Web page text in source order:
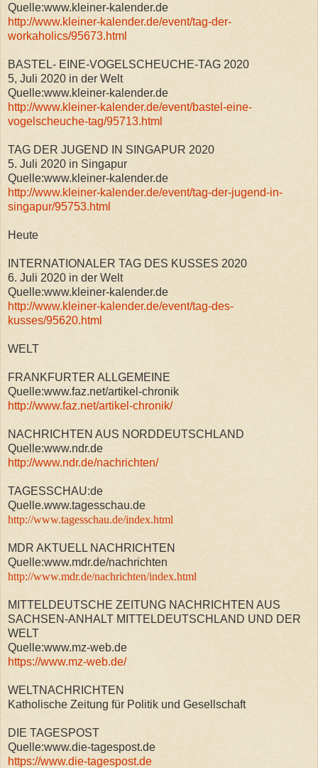
Quelle:www.kleiner-kalender.de
http://www.kleiner-kalender.de/event/tag-der-
workaholics/95673.html
BASTEL- EINE-VOGELSCHEUCHE-TAG 2020
5, Juli 2020 in der Welt
Quelle:www.kleiner-kalender.de
http://www.kleiner-kalender.de/event/bastel-eine-
vogelscheuche-tag/95713.html
TAG DER JUGEND IN SINGAPUR 2020
5. Juli 2020 in Singapur
Quelle:www.kleiner-kalender.de
http://www.kleiner-kalender.de/event/tag-der-jugend-in-
singapur/95753.html
Heute
INTERNATIONALER TAG DES KUSSES 2020
6. Juli 2020 in der Welt
Quelle:www.kleiner-kalender.de
http://www.kleiner-kalender.de/event/tag-des-
kusses/95620.html
WELT
FRANKFURTER ALLGEMEINE
Quelle:www.faz.net/artikel-chronik
http://www.faz.net/artikel-chronik/
NACHRICHTEN AUS NORDDEUTSCHLAND
Quelle:www.ndr.de
http://www.ndr.de/nachrichten/
TAGESSCHAU:de
Quelle.www.tagesschau.de
http://www.tagesschau.de/index.html
MDR AKTUELL NACHRICHTEN
Quelle:www.mdr.de/nachrichten
http://www.mdr.de/nachrichten/index.html
MITTELDEUTSCHE ZEITUNG NACHRICHTEN AUS
SACHSEN-ANHALT MITTELDEUTSCHLAND UND DER
WELT
Quelle:www.mz-web.de
https://www.mz-web.de/
WELTNACHRICHTEN
Katholische Zeitung für Politik und Gesellschaft
DIE TAGESPOST
Quelle:www.die-tagespost.de
https://www.die-tagespost.de